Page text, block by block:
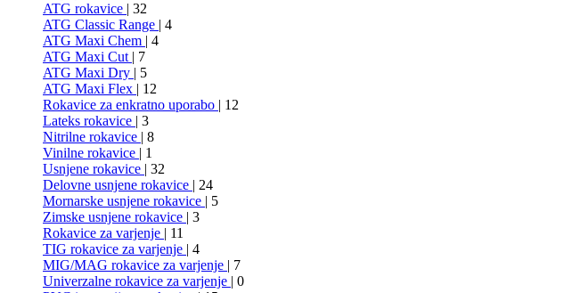
ATG rokavice | 32
ATG Classic Range | 4
ATG Maxi Chem | 4
ATG Maxi Cut | 7
ATG Maxi Dry | 5
ATG Maxi Flex | 12
Rokavice za enkratno uporabo | 12
Lateks rokavice | 3
Nitrilne rokavice | 8
Vinilne rokavice | 1
Usnjene rokavice | 32
Delovne usnjene rokavice | 24
Mornarske usnjene rokavice | 5
Zimske usnjene rokavice | 3
Rokavice za varjenje | 11
TIG rokavice za varjenje | 4
MIG/MAG rokavice za varjenje | 7
Univerzalne rokavice za varjenje | 0